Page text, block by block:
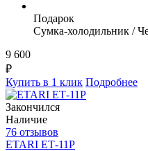
Подарок
Сумка-холодильник /
9 600
₽
Купить в 1 клик Подробнее
Закончился
Наличие
76 отзывов
ETARI ЕТ-11Р